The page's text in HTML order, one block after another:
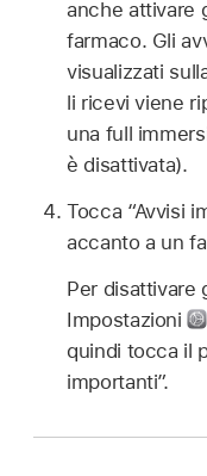
anche attivare
farmaco. Gli
visualizzati
li ricevi viene
una full
è disattivata).
Tocca “Avvisi
accanto a un
Per disattivare
Impostazioni
quindi tocca il
importanti”.